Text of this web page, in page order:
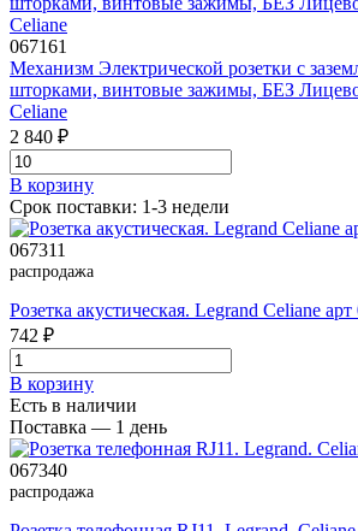
067161
Механизм Электрической розетки с
шторками, винтовые зажимы, БЕЗ
Celiane
2 840 ₽
В корзинy
Срок поставки: 1-3 недели
067311
распродажа
Розетка акустическая. Legrand Celiane арт
742 ₽
В корзинy
Есть в наличии
Поставка — 1 день
067340
распродажа